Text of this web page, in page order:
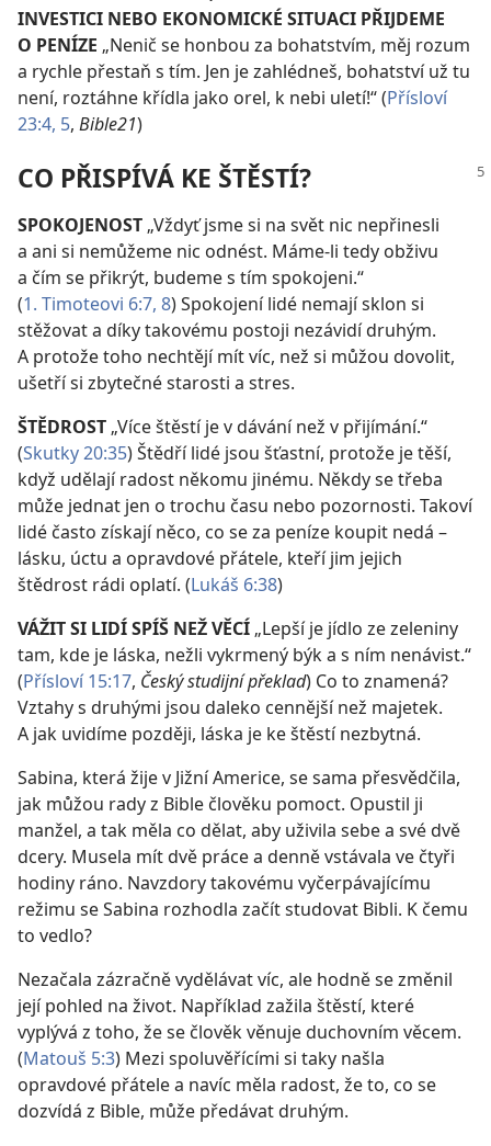
INVESTICI NEBO EKONOMICKÉ SITUACI PŘIJDEME
O PENÍZE „Nenič se honbou za bohatstvím, měj rozum
a rychle přestaň s tím. Jen je zahlédneš, bohatství už tu
není, roztáhne křídla jako orel, k nebi uletí!“ (Přísloví
23:4, 5, Bible21)
CO PŘISPÍVÁ KE ŠTĚSTÍ?
SPOKOJENOST „Vždyť jsme si na svět nic nepřinesli
a ani si nemůžeme nic odnést. Máme-li tedy obživu
a čím se přikrýt, budeme s tím spokojeni.“
(1. Timoteovi 6:7, 8) Spokojení lidé nemají sklon si
stěžovat a díky takovému postoji nezávidí druhým.
A protože toho nechtějí mít víc, než si můžou dovolit,
ušetří si zbytečné starosti a stres.
ŠTĚDROST „Více štěstí je v dávání než v přijímání.“
(Skutky 20:35) Štědří lidé jsou šťastní, protože je těší,
když udělají radost někomu jinému. Někdy se třeba
může jednat jen o trochu času nebo pozornosti. Takoví
lidé často získají něco, co se za peníze koupit nedá –
lásku, úctu a opravdové přátele, kteří jim jejich
štědrost rádi oplatí. (Lukáš 6:38)
VÁŽIT SI LIDÍ SPÍŠ NEŽ VĚCÍ „Lepší je jídlo ze zeleniny
tam, kde je láska, nežli vykrmený býk a s ním nenávist.“
(Přísloví 15:17, Český studijní překlad) Co to znamená?
Vztahy s druhými jsou daleko cennější než majetek.
A jak uvidíme později, láska je ke štěstí nezbytná.
Sabina, která žije v Jižní Americe, se sama přesvědčila,
jak můžou rady z Bible člověku pomoct. Opustil ji
manžel, a tak měla co dělat, aby uživila sebe a své dvě
dcery. Musela mít dvě práce a denně vstávala ve čtyři
hodiny ráno. Navzdory takovému vyčerpávajícímu
režimu se Sabina rozhodla začít studovat Bibli. K čemu
to vedlo?
Nezačala zázračně vydělávat víc, ale hodně se změnil
její pohled na život. Například zažila štěstí, které
vyplývá z toho, že se člověk věnuje duchovním věcem.
(Matouš 5:3) Mezi spoluvěřícími si taky našla
opravdové přátele a navíc měla radost, že to, co se
dozvídá z Bible, může předávat druhým.